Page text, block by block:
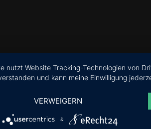
nutzt Website Tracking-Technologien von
und kann meine Einwilligung
VERWEIGERN
&